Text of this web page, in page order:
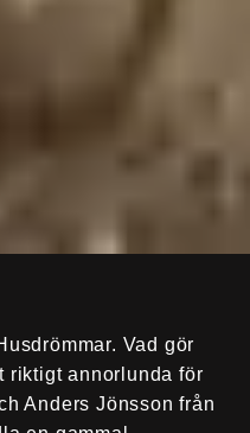
Vad gör
riktigt annorlunda för
Anders Jönsson från